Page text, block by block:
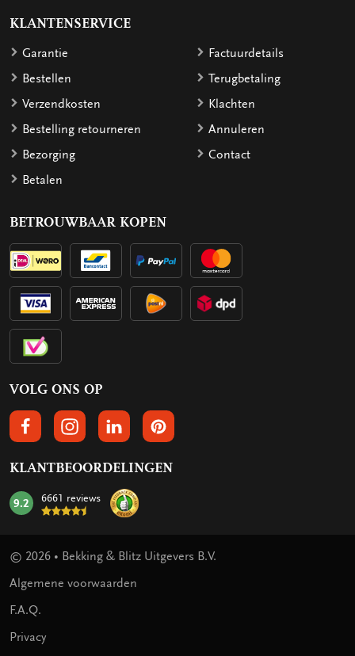
KLANTENSERVICE
Garantie
Bestellen
Verzendkosten
Bestelling retourneren
Bezorging
Betalen
Factuurdetails
Terugbetaling
Klachten
Annuleren
Contact
BETROUWBAAR KOPEN
VOLG ONS OP
VOLGS ONS OP FACEBOOK
VOLG ONS OP INSTAGRAM
VOLG ONS OP LINKEDIN
VOLG ONS OP PINTEREST
KLANTBEOORDELINGEN
mark:
9.2 6661 reviews
© 2026 • Bekking & Blitz Uitgevers B.V.
Algemene voorwaarden
F.A.Q.
Privacy